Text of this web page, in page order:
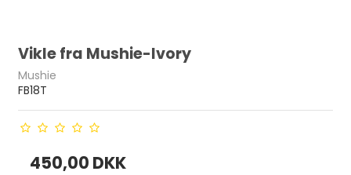
Vikle fra Mushie-Ivory
Mushie
FB18T
450,00 DKK